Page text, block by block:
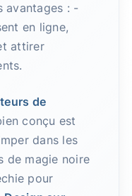
avantages : -
en ligne,
attirer
de
conçu est
dans les
de magie noire
pour